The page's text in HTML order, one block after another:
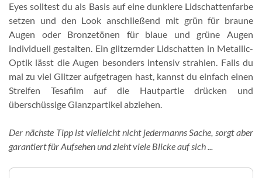
Eyes solltest du als Basis auf eine dunklere Lidschattenfarbe
setzen und den Look anschließend mit grün für braune
Augen oder Bronzetönen für blaue und grüne Augen
individuell gestalten. Ein glitzernder Lidschatten in Metallic-
Optik lässt die Augen besonders intensiv strahlen. Falls du
mal zu viel Glitzer aufgetragen hast, kannst du einfach einen
Streifen Tesafilm auf die Hautpartie drücken und
überschüssige Glanzpartikel abziehen.
Der nächste Tipp ist vielleicht nicht jedermanns Sache, sorgt aber
garantiert für Aufsehen und zieht viele Blicke auf sich ...